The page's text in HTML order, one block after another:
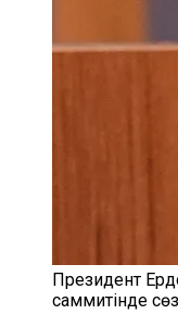
Президент
саммитінде